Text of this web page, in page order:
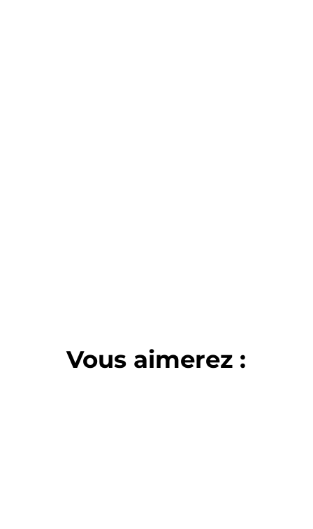
Vous aimerez :